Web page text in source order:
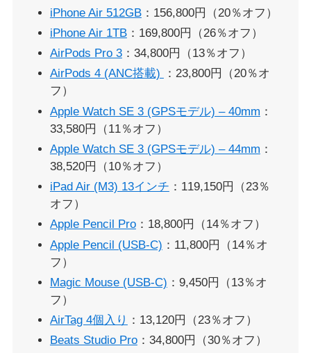
iPhone Air 512GB：156,800円（20％オフ）
iPhone Air 1TB：169,800円（26％オフ）
AirPods Pro 3：34,800円（13％オフ）
AirPods 4 (ANC搭載)
：23,800円（20％オ
フ）
Apple Watch SE 3 (GPSモデル) – 40mm ：
33,580円（11％オフ）
Apple Watch SE 3 (GPSモデル) – 44mm ：
38,520円（10％オフ）
iPad Air (M3) 13インチ ：119,150円（23％
オフ）
Apple Pencil Pro：18,800円（14％オフ）
Apple Pencil (USB-C) ：11,800円（14％オ
フ）
Magic Mouse (USB-C) ：9,450円（13％オ
フ）
AirTag 4個入り ：13,120円（23％オフ）
Beats Studio Pro：34,800円（30％オフ）